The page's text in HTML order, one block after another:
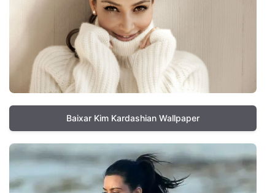
Baixar Kim Kardashian Wallpaper